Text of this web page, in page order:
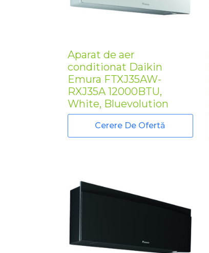
Aparat de aer
conditionat Daikin
Emura FTXJ35AW-
RXJ35A 12000BTU,
White, Bluevolution
Cerere De Ofertă